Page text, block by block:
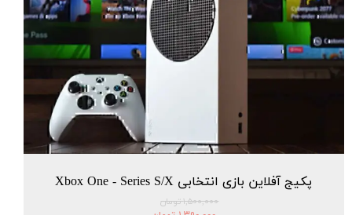
پکیج آفلاین بازی انتخابی Xbox One - Series S/X
۱,۵۰۰,۰۰۰ تومان